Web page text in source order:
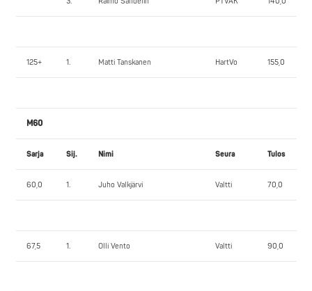
125+ 1. Matti Tanskanen HartVo 155,0
M60
Sarja Sij. Nimi Seura Tulos
60,0 1. Juho Valkjärvi Valtti 70,0
67,5 1. Olli Vento Valtti 90,0